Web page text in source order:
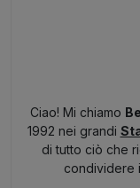
Ciao! Mi chiamo
1992 nei grandi
di tutto ciò che
condividere